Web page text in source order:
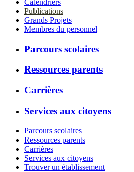
Calendriers
Publications
Grands Projets
Membres du personnel
Parcours scolaires
Ressources parents
Carrières
Services aux citoyens
Parcours scolaires
Ressources parents
Carrières
Services aux citoyens
Trouver un établissement